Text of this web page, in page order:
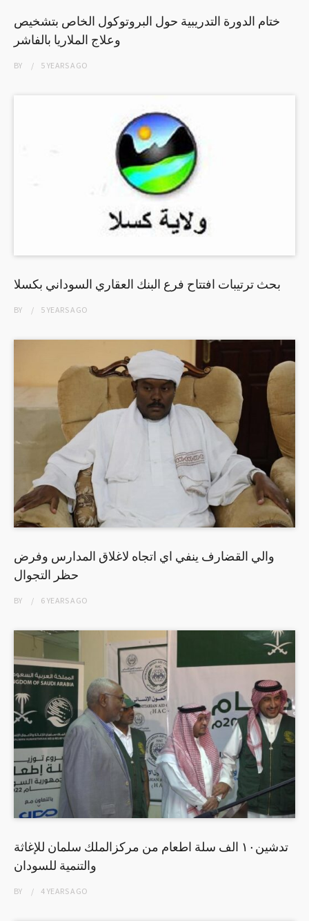
ختام الدورة التدريبية حول البروتوكول الخاص بتشخيص
وعلاج الملاريا بالفاشر
BY 5 YEARSAGO
بحث ترتيبات افتتاح فرع البنك العقاري السوداني بكسلا
BY 5 YEARSAGO
والي القضارف ينفي اي اتجاه لاغلاق المدارس وفرض
حظر التجوال
BY 6 YEARSAGO
تدشين١٠ الف سلة اطعام من مركزالملك سلمان للإغاثة
والتنمية للسودان
BY 4 YEARSAGO